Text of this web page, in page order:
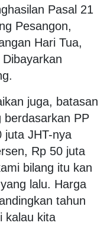
Pasal 21
Pesangon,
Hari Tua,
juga, batasan
berdasarkan PP
JHT-nya
Rp 50 juta
bilang itu kan
lalu. Harga
tahun
kalau kita